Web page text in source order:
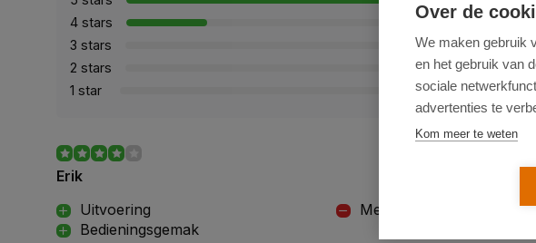
4 stars
3 stars
2 stars
1 star
Erik
Uitvoering
Bedieningsgemak
Meegeleverde
Over de
We maken gebruik
en het gebruik van
sociale
advertenties te
Kom meer te weten